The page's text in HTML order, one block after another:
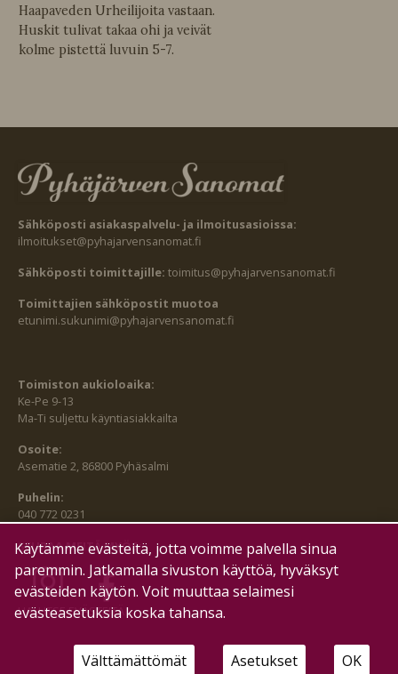
Haapaveden Urheilijoita vastaan.
Huskit tulivat takaa ohi ja veivät
kolme pistettä luvuin 5-7.
Sähköposti asiakaspalvelu- ja ilmoitusasioissa:
ilmoitukset@pyhajarvensanomat.fi
Sähköposti toimittajille: toimitus@pyhajarvensanomat.fi
Toimittajien sähköpostit muotoa
etunimi.sukunimi@pyhajarvensanomat.fi
Toimiston aukioloaika:
Ke-Pe 9-13
Ma-Ti suljettu käyntiasiakkailta
Osoite:
Asematie 2, 86800 Pyhäsalmi
Puhelin:
040 772 0231
SEURAA MEITÄ MYÖS:
HALLITSE EVÄSTEITÄ
Käytämme evästeitä, jotta voimme palvella sinua
paremmin. Jatkamalla sivuston käyttöä, hyväksyt
evästeiden käytön. Voit muuttaa selaimesi
evästeasetuksia koska tahansa.
Välttämättömät Asetukset OK